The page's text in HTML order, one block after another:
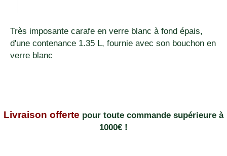
Très imposante carafe en verre blanc à fond épais,
d'une contenance 1.35 L, fournie avec son bouchon en
verre blanc
Livraison offerte pour toute commande supérieure à
1000€ !